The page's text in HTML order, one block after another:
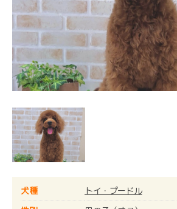
犬種
トイ・プードル